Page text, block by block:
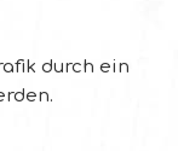
durch ein